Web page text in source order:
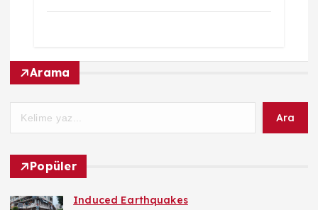
Arama
Ara
Popüler
Induced Earthquakes